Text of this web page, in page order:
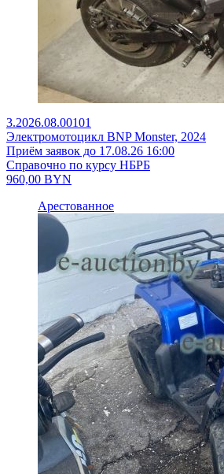
3.2026.08.00101
Электромотоцикл BNP Monster, 2024
Приём заявок до 17.08.26 16:00
Справочно по курсу НБРБ
960,00 BYN
Арестованное